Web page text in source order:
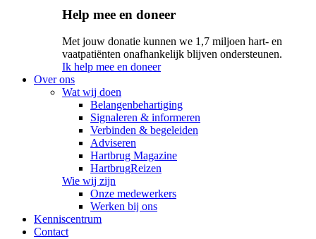
Help mee en doneer
Met jouw donatie kunnen we 1,7 miljoen hart- en
vaatpatiënten onafhankelijk blijven ondersteunen.
Ik help mee en doneer
Over ons
Wat wij doen
Belangenbehartiging
Signaleren & informeren
Verbinden & begeleiden
Adviseren
Hartbrug Magazine
HartbrugReizen
Wie wij zijn
Onze medewerkers
Werken bij ons
Kenniscentrum
Contact